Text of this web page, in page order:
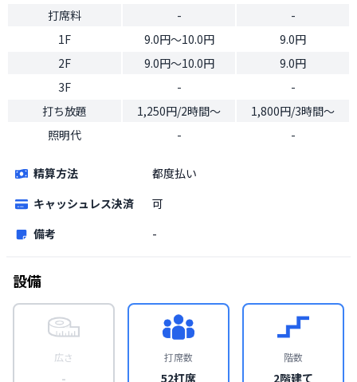
打席料
-
-
1F
9.0円〜10.0円
9.0円
2F
9.0円〜10.0円
9.0円
3F
-
-
打ち放題
1,250円/2時間～
1,800円/3時間～
照明代
- -
精算方法
都度払い
キャッシュレス決済
可
備考
-
設備
広さ
-
打席数
52打席
階数
2階建て